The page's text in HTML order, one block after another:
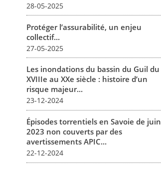
28-05-2025
Protéger l’assurabilité, un enjeu
collectif...
27-05-2025
Les inondations du bassin du Guil du
XVIIIe au XXe siècle : histoire d’un
risque majeur...
23-12-2024
Épisodes torrentiels en Savoie de juin
2023 non couverts par des
avertissements APIC...
22-12-2024